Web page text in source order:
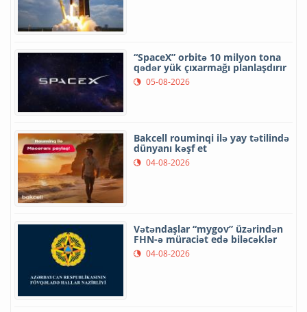
“SpaceX” orbitə 10 milyon tona
qədər yük çıxarmağı planlaşdırır
05-08-2026
Bakcell rouminqi ilə yay tətilində
dünyanı kəşf et
04-08-2026
Vətəndaşlar “mygov” üzərindən
FHN-ə müraciət edə biləcəklər
04-08-2026